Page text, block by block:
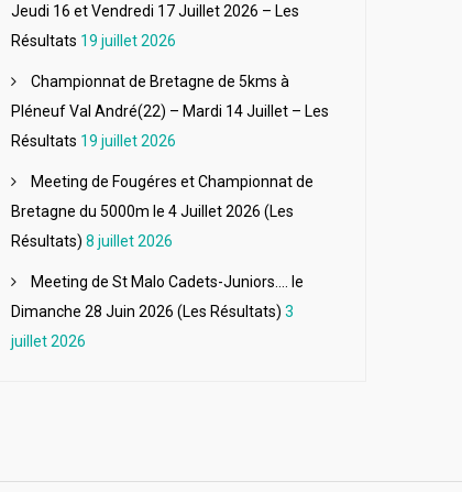
Jeudi 16 et Vendredi 17 Juillet 2026 – Les
Résultats 19 juillet 2026
Championnat de Bretagne de 5kms à
Pléneuf Val André(22) – Mardi 14 Juillet – Les
Résultats 19 juillet 2026
Meeting de Fougéres et Championnat de
Bretagne du 5000m le 4 Juillet 2026 (Les
Résultats) 8 juillet 2026
Meeting de St Malo Cadets-Juniors…. le
Dimanche 28 Juin 2026 (Les Résultats) 3
juillet 2026